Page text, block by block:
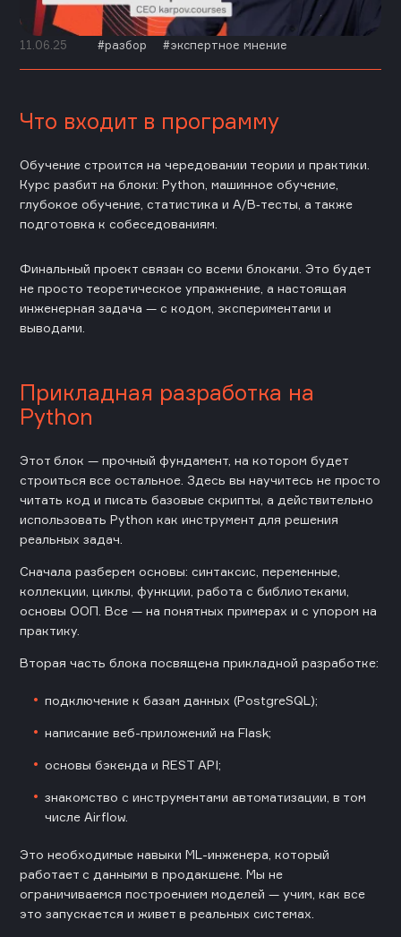
11.06.25 разбор экспертное мнение
Что входит в программу
Обучение строится на чередовании теории и практики.
Курс разбит на блоки: Python, машинное обучение,
глубокое обучение, статистика и A/B‑тесты, а также
подготовка к собеседованиям.
Финальный проект связан со всеми блоками. Это будет
не просто теоретическое упражнение, а настоящая
инженерная задача — с кодом, экспериментами и
выводами.
Прикладная разработка на
Python
Этот блок — прочный фундамент, на котором будет
строиться все остальное. Здесь вы научитесь не просто
читать код и писать базовые скрипты, а действительно
использовать Python как инструмент для решения
реальных задач.
Сначала разберем основы: синтаксис, переменные,
коллекции, циклы, функции, работа с библиотеками,
основы ООП. Все — на понятных примерах и с упором на
практику.
Вторая часть блока посвящена прикладной разработке:
подключение к базам данных (PostgreSQL);
написание веб-приложений на Flask;
основы бэкенда и REST API;
знакомство с инструментами автоматизации, в том
числе Airflow.
Это необходимые навыки ML-инженера, который
работает с данными в продакшене. Мы не
ограничиваемся построением моделей — учим, как все
это запускается и живет в реальных системах.